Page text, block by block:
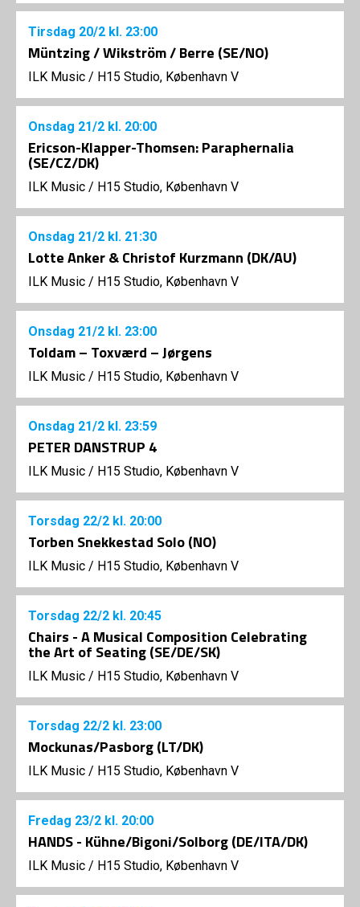
Tirsdag 20/2 kl. 23:00
Müntzing / Wikström / Berre (SE/NO)
ILK Music / H15 Studio, København V
Onsdag 21/2 kl. 20:00
Ericson-Klapper-Thomsen: Paraphernalia
(SE/CZ/DK)
ILK Music / H15 Studio, København V
Onsdag 21/2 kl. 21:30
Lotte Anker & Christof Kurzmann (DK/AU)
ILK Music / H15 Studio, København V
Onsdag 21/2 kl. 23:00
Toldam – Toxværd – Jørgens
ILK Music / H15 Studio, København V
Onsdag 21/2 kl. 23:59
PETER DANSTRUP 4
ILK Music / H15 Studio, København V
Torsdag 22/2 kl. 20:00
Torben Snekkestad Solo (NO)
ILK Music / H15 Studio, København V
Torsdag 22/2 kl. 20:45
Chairs - A Musical Composition Celebrating
the Art of Seating (SE/DE/SK)
ILK Music / H15 Studio, København V
Torsdag 22/2 kl. 23:00
Mockunas/Pasborg (LT/DK)
ILK Music / H15 Studio, København V
Fredag 23/2 kl. 20:00
HANDS - Kühne/Bigoni/Solborg (DE/ITA/DK)
ILK Music / H15 Studio, København V